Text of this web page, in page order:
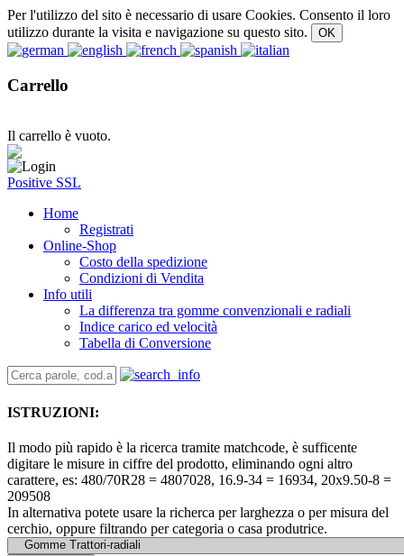
Per l'utilizzo del sito è necessario di usare Cookies. Consento il loro
utilizzo durante la visita e navigazione su questo sito.
Carrello
Il carrello è vuoto.
Positive SSL
Home
Registrati
Online-Shop
Costo della spedizione
Condizioni di Vendita
Info utili
La differenza tra gomme convenzionali e radiali
Indice carico ed velocità
Tabella di Conversione
ISTRUZIONI:
Il modo più rapido è la ricerca tramite matchcode, è sufficente
digitare le misure in ciffre del prodotto, eliminando ogni altro
carattere, es: 480/70R28 = 4807028, 16.9-34 = 16934, 20x9.50-8 =
209508
In alternativa potete usare la richerca per larghezza o per misura del
cerchio, oppure filtrando per categoria o casa produtrice.